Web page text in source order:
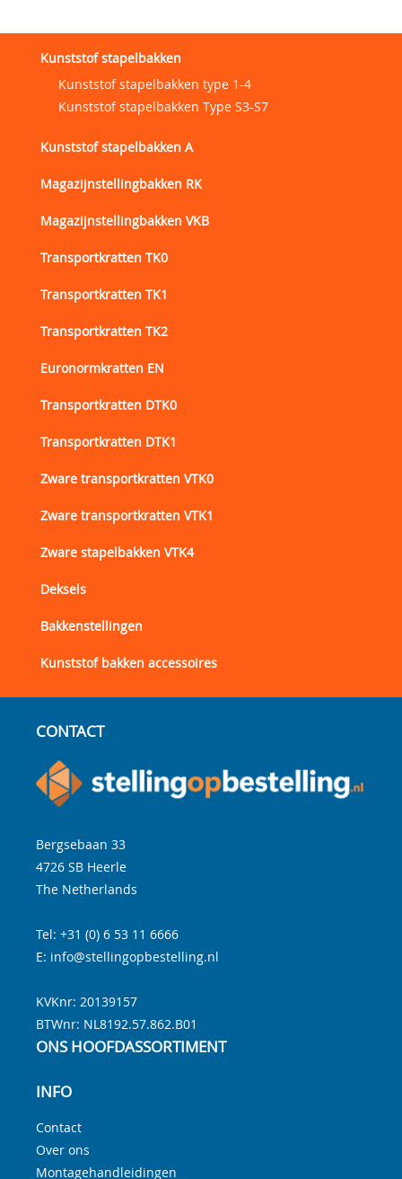
Kunststof stapelbakken
Kunststof stapelbakken type 1-4
Kunststof stapelbakken Type S3-S7
Kunststof stapelbakken A
Magazijnstellingbakken RK
Magazijnstellingbakken VKB
Transportkratten TK0
Transportkratten TK1
Transportkratten TK2
Euronormkratten EN
Transportkratten DTK0
Transportkratten DTK1
Zware transportkratten VTK0
Zware transportkratten VTK1
Zware stapelbakken VTK4
Deksels
Bakkenstellingen
Kunststof bakken accessoires
CONTACT
Bergsebaan 33
4726 SB Heerle
The Netherlands
Tel: +31 (0) 6 53 11 6666
E: info@stellingopbestelling.nl
KVKnr: 20139157
BTWnr: NL8192.57.862.B01
ONS HOOFDASSORTIMENT
INFO
Contact
Over ons
Montagehandleidingen